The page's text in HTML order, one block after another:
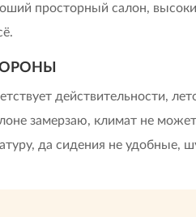
просторный салон,
действительности,
замерзаю, климат не может
да сидения не удобные,